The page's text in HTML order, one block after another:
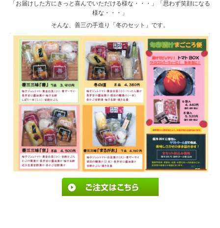
「お届けした方にきっと喜んでいただける様な・・・」「思わず笑顔になる
様な・・・」
そんな、善三の手造り「冬のセット」です。